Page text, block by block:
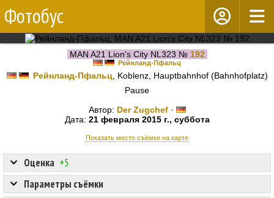
Фотобус
MAN A21 Lion's City NL323 № 192
Рейнланд-Пфальц
Рейнланд-Пфальц, Koblenz, Hauptbahnhof (Bahnhofplatz)
Pause
Автор: Der Zugchef·
Дата: 21 февраля 2015 г., суббота
Показать место съёмки на карте
Оценка +5
Параметры съёмки